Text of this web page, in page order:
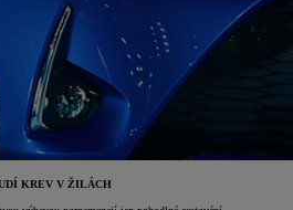
KREV V ŽILÁCH